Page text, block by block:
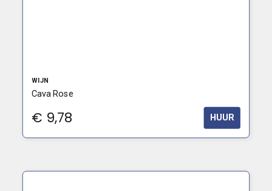
WIJN
Cava Rose
€ 9,78 HUUR